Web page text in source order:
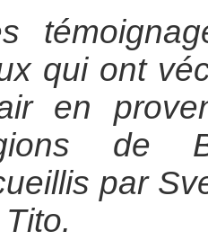
qui ont
en
de
par